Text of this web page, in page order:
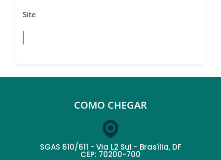
Site
COMO CHEGAR
SGAS 610/611 - Via L2 Sul - Brasília, DF
CEP: 70200-700